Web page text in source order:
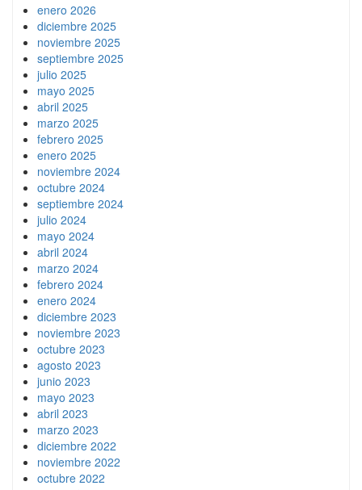
enero 2026
diciembre 2025
noviembre 2025
septiembre 2025
julio 2025
mayo 2025
abril 2025
marzo 2025
febrero 2025
enero 2025
noviembre 2024
octubre 2024
septiembre 2024
julio 2024
mayo 2024
abril 2024
marzo 2024
febrero 2024
enero 2024
diciembre 2023
noviembre 2023
octubre 2023
agosto 2023
junio 2023
mayo 2023
abril 2023
marzo 2023
diciembre 2022
noviembre 2022
octubre 2022